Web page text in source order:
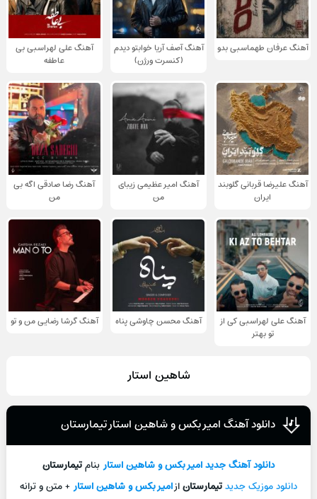
آهنگ عرفان طهماسبی بدو
آهنگ آصف آریا خوابتو دیدم
(کنسرت ورژن)
آهنگ علی لهراسبی بی
عاطفه
آهنگ علیرضا قربانی گلوبند
ایران
آهنگ امیر عظیمی زیبای
من
آهنگ رضا صادقی اگه بی
من
آهنگ علی لهراسبی کی از
تو ‌بهتر
آهنگ محسن چاوشی پناه آهنگ گرشا رضایی من و تو
شاهین استار
دانلود آهنگ امیر بکس و شاهین استار تیمارستان
دانلود آهنگ جدیدامیر بکس و شاهین استاربنامتیمارستان
دانلود موزیک جدیدتیمارستانازامیر بکس و شاهین استار+ متن و ترانه